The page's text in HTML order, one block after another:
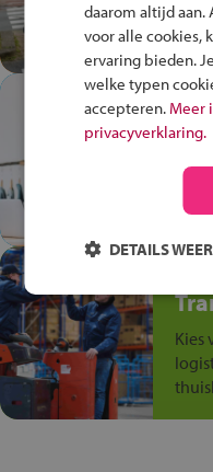
en
In
plek!
op
Kies
daarom altijd aan.
voor alle cookies,
ervaring bieden.
welke typen
accepteren. Meer
privacyverklaring.
DETAILS